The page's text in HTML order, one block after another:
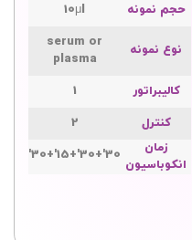
حجم نمونه
10μl
نوع نمونه
serum or
plasma
کالیبراتور
1
کنترل
2
زمان
انکوباسیون
30'+30'+15'+30'